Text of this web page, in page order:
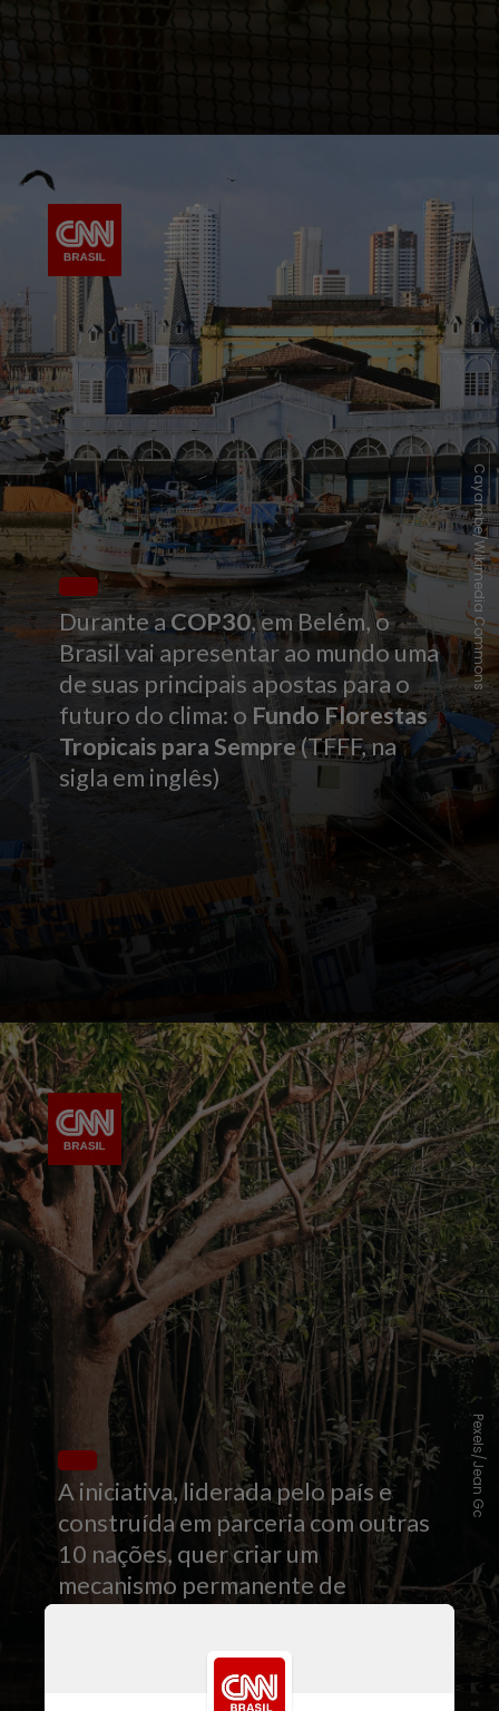
Durante aCOP30, em Belém, o
Brasil vai apresentar ao mundo uma
de suas principais apostas para o
futuro do clima: oFundo Florestas
Tropicais para Sempre(TFFF, na
sigla em inglês)
Cayambe/Wikimedia Commons
A iniciativa, liderada pelo país e
construída em parceria com outras
10 nações, quer criar um
mecanismo permanente de
em todo o planeta
Pexels/Jean Gc